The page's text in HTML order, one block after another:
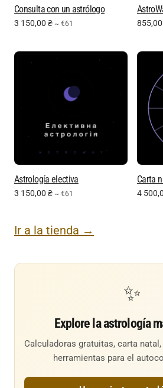
Consulta con un astrólogo
3 150,00 ₴ ~ €61 855,00
Astrología electiva
3 150,00 ₴ ~ €61
Carta
4
Ir a la tienda →
✨
Explore la astrología
Calculadoras gratuitas, carta
herramientas para el